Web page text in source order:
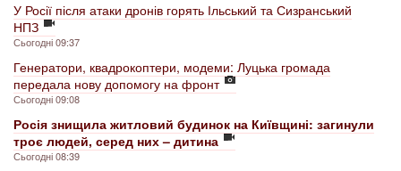
У Росії після атаки дронів горять Ільський та Сизранський
НПЗ
Сьогодні 09:37
Генератори, квадрокоптери, модеми: Луцька громада
передала нову допомогу на фронт
Сьогодні 09:08
Росія знищила житловий будинок на Київщині: загинули
троє людей, серед них – дитина
Сьогодні 08:39